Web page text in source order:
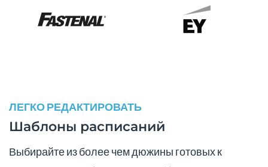
ЛЕГКО РЕДАКТИРОВАТЬ
Шаблоны расписаний
Выбирайте из более чем дюжины готовых к